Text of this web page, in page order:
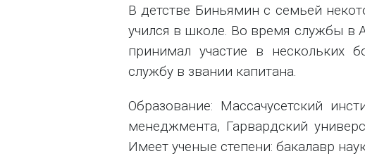
В детстве Биньямин с семьей
учился в школе. Во время службы в
принимал участие в нескольких
службу в звании капитана.
Образование: Массачусетский
менеджмента, Гарвардский
Имеет ученые степени: бакалавр